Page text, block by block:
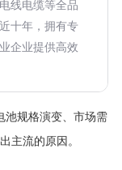
线电缆等全品
十年，拥有专
企业提供高效
池规格演变、市场需
主流的原因。